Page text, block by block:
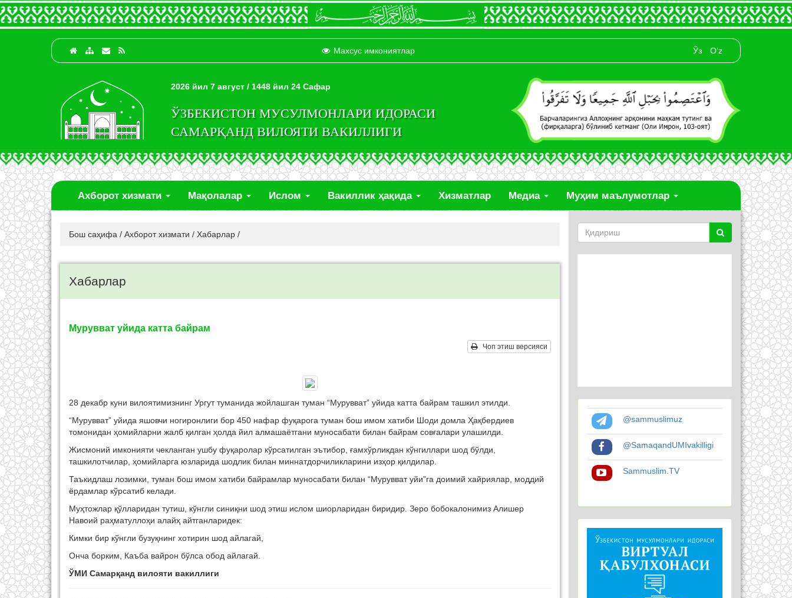
Махсус имкониятлар Ўз O‘z
2026 йил 7 август / 1448 йил 24 Сафар
ЎЗБЕКИСТОН МУСУЛМОНЛАРИ ИДОРАСИ
САМАРҚАНД ВИЛОЯТИ ВАКИЛЛИГИ
Ахборот хизмати Мақолалар Ислом Вакиллик ҳақида Хизматлар Медиа Муҳим маълумотлар
Бош саҳифа / Ахборот хизмати / Хабарлар /
Хабарлар
Мурувват уйида катта байрам
Чоп этиш версияси
28 декабр куни вилоятимизнинг Ургут туманида жойлашган туман “Мурувват” уйида катта байрам ташкил этилди.
“Мурувват” уйида яшовчи ногиронлиги бор 450 нафар фуқарога туман бош имом хатиби Шоди домла Ҳақбердиев
томонидан ҳомийларни жалб қилган ҳолда йил алмашаётгани муносабати билан байрам совғалари улашилди.
Жисмоний имконияти чекланган ушбу фуқаролар кўрсатилган эътибор, ғамхўрликдан кўнгиллари шод бўлди,
ташкилотчилар, ҳомийларга юзларида шодлик билан миннатдорчиликларини изҳор қилдилар.
Таъкидлаш лозимки, туман бош имом хатиби байрамлар муносабати билан “Мурувват уйи”га доимий хайриялар, моддий
ёрдамлар кўрсатиб келади.
Муҳтожлар қўлларидан тутиш, кўнгли синиқни шод этиш ислом шиорларидан биридир. Зеро бобокалонимиз Алишер
Навоий раҳматуллоҳи алайҳ айтганларидек:
Кимки бир кўнгли бузуқнинг хотирин шод айлагай,
Онча борким, Каъба вайрон бўлса обод айлагай.
ЎМИ Самарқанд вилояти вакиллиги
@sammuslimuz
@SamaqandUMIvakilligi
Sammuslim.TV